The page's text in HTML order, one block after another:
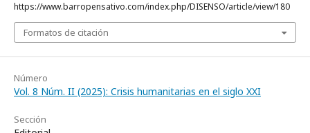
https://www.barropensativo.com/index.php/DISENSO/article/view/180
Formatos de citación
Número
Vol. 8 Núm. II (2025): Crisis humanitarias en el siglo XXI
Sección